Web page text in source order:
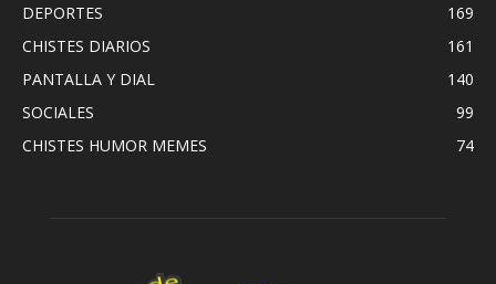
DEPORTES
169
CHISTES DIARIOS
161
PANTALLA Y DIAL
140
SOCIALES
99
CHISTES HUMOR MEMES
74